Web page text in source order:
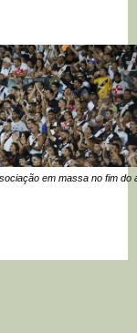
em massa no fim do